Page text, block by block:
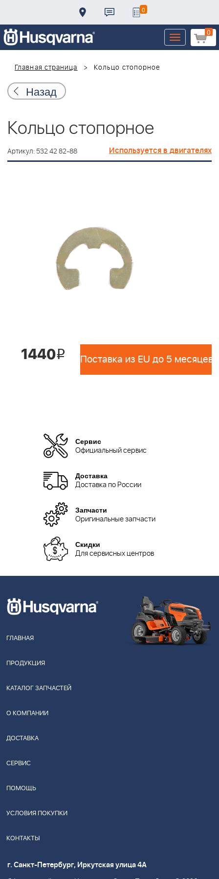
0
0
Toggle
navigation
Главная страница
Кольцо стопорное
Назад
Кольцо стопорное
Артикул: 532 42 82-88 Используется в двигателях
1440i Поставка из EU до 5 месяцев
Сервис
Официальный сервис
Доставка
Доставка по России
Запчасти
Оригинальные запчасти
Скидки
Для сервисных центров
ГЛАВНАЯ
ПРОДУКЦИЯ
КАТАЛОГ ЗАПЧАСТЕЙ
О КОМПАНИИ
ДОСТАВКА
СЕРВИС
ПОМОЩЬ
УСЛОВИЯ ПОКУПКИ
КОНТАКТЫ
г. Санкт-Петербург, Иркутская улица 4А